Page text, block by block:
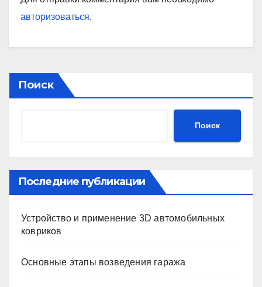
авторизоваться.
Поиск
Поиск
Последние публикации
Устройство и применение 3D автомобильных
ковриков
Основные этапы возведения гаража